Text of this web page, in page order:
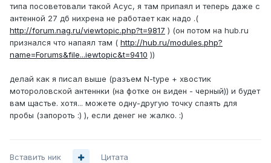
типа посоветовали такой Асус, я там припаял и теперь даже с
антенной 27 дб нихрена не работает как надо .(
http://forum.nag.ru/viewtopic.php?t=9817 ) (он потом на hub.ru
признался что напаял там ( http://hub.ru/modules.php?
name=Forums&file...iewtopic&t=9410 ))
делай как я писал выше (разъем N-type + хвостик
мотороловской антеннки (на фотке он виден - черный)) и будет
вам щастье. хотя... можете одну-другую точку спаять для
пробы (запороть :) ), если денег не жалко. :)
Вставить ник Цитата